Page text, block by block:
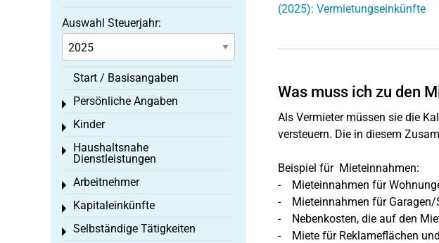
(2025): Vermietungseinkünfte
Was muss ich zu den
Als Vermieter müssen sie die
versteuern. Die in diesem
Beispiel für Mieteinnahmen:
- Mieteinnahmen für
- Mieteinnahmen für Garagen/
- Nebenkosten, die auf den
- Miete für Reklameflächen
Auswahl Steuerjahr:
Start / Basisangaben
Persönliche Angaben
Toggle menu
Kinder
Toggle menu
Haushaltsnahe
Dienstleistungen
Toggle menu
Arbeitnehmer
Toggle menu
Kapitaleinkünfte
Toggle menu
Selbständige Tätigkeiten
Toggle menu